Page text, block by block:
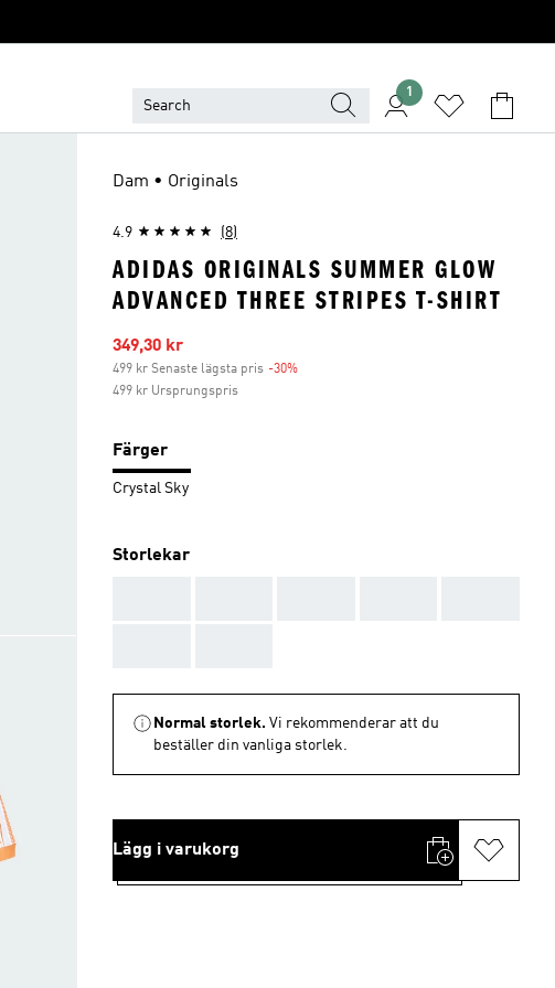
1
Dam • Originals
4.9 (8)
ADIDAS ORIGINALS SUMMER GLOW
ADVANCED THREE STRIPES T-SHIRT
Reapris
349,30 kr
499 kr Senaste lägsta pris -30%
499 kr Ursprungspris
Färger
Crystal Sky
Storlekar
Normal storlek. Vi rekommenderar att du
beställer din vanliga storlek.
Lägg i varukorg